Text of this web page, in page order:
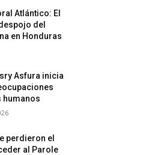
Atlántico: El
del
en Honduras
Asfura inicia
humanos
perdieron el
al Parole